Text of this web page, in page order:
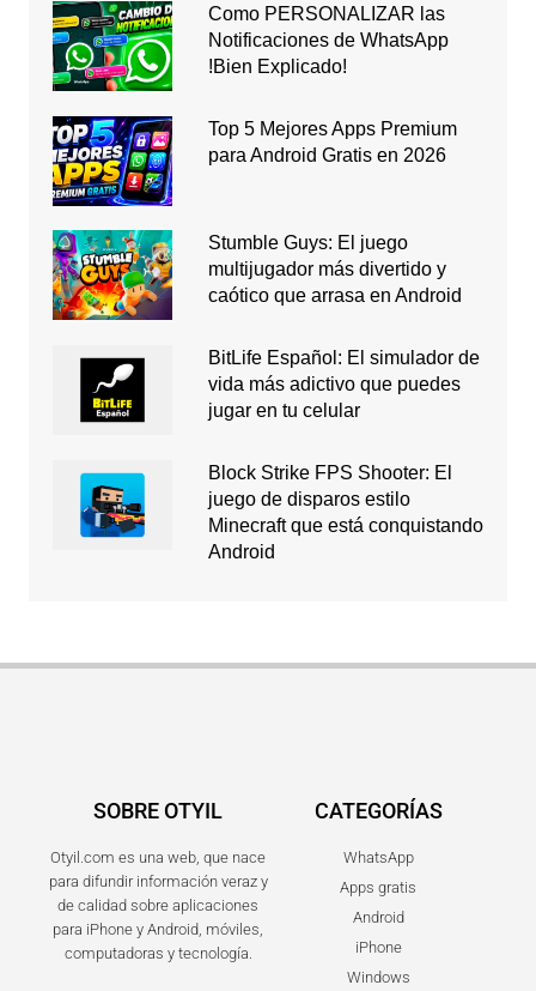
Como PERSONALIZAR las
Notificaciones de WhatsApp
!Bien Explicado!
Top 5 Mejores Apps Premium
para Android Gratis en 2026
Stumble Guys: El juego
multijugador más divertido y
caótico que arrasa en Android
BitLife Español: El simulador de
vida más adictivo que puedes
jugar en tu celular
Block Strike FPS Shooter: El
juego de disparos estilo
Minecraft que está conquistando
Android
SOBRE OTYIL
Otyil.com es una web, que nace
para difundir información veraz y
de calidad sobre aplicaciones
para iPhone y Android, móviles,
computadoras y tecnología.
CATEGORÍAS
WhatsApp
Apps gratis
Android
iPhone
Windows